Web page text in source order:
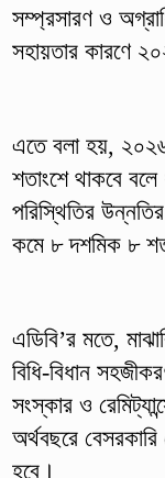
সম্প্রসারণ ও
সহায়তার কারণে
এতে বলা হয়,
শতাংশে থাকবে
পরিস্থিতির
কমে ৮ দশমিক ৮
এডিবি’র মতে,
বিধি-বিধান
সংস্কার ও
অর্থবছরে
হবে।